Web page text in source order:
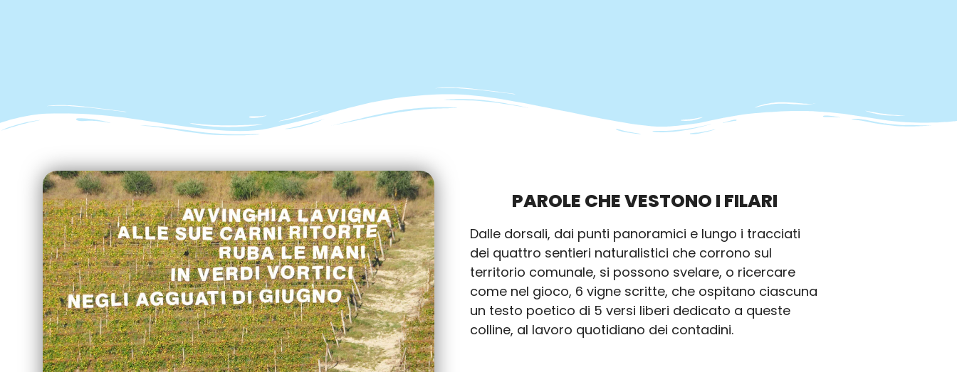
PAROLE CHE VESTONO I FILARI
Dalle dorsali, dai punti panoramici e lungo i tracciati
dei quattro sentieri naturalistici che corrono sul
territorio comunale, si possono svelare, o ricercare
come nel gioco, 6 vigne scritte, che ospitano ciascuna
un testo poetico di 5 versi liberi dedicato a queste
colline, al lavoro quotidiano dei contadini.